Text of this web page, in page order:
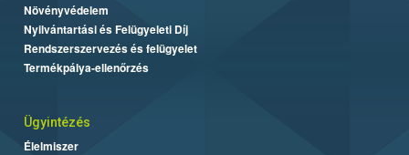
Növényvédelem
Nyilvántartási és Felügyeleti Díj
Rendszerszervezés és felügyelet
Termékpálya-ellenőrzés
Ügyintézés
Élelmiszer